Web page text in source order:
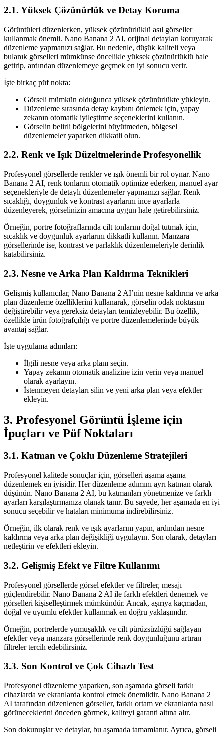
2.1. Yüksek Çözünürlük ve Detay Koruma
Görüntüleri düzenlerken, yüksek çözünürlüklü asıl görseller
kullanmak önemli. Nano Banana 2 AI, orijinal detayları koruyarak
düzenleme yapmanızı sağlar. Bu nedenle, düşük kaliteli veya
bulanık görselleri mümkünse öncelikle yüksek çözünürlüklü hale
getirip, ardından düzenlemeye geçmek en iyi sonucu verir.
İşte birkaç püf nokta:
Görseli mümkün olduğunca yüksek çözünürlükte yükleyin.
Düzenleme sırasında detay kaybını önlemek için, yapay
zekanın otomatik iyileştirme seçeneklerini kullanın.
Görselin belirli bölgelerini büyütmeden, bölgesel
düzenlemeler yaparken dikkatli olun.
2.2. Renk ve Işık Düzeltmelerinde Profesyonellik
Profesyonel görsellerde renkler ve ışık önemli bir rol oynar. Nano
Banana 2 AI, renk tonlarını otomatik optimize ederken, manuel ayar
seçenekleriyle de detaylı düzenlemeler yapmanızı sağlar. Renk
sıcaklığı, doygunluk ve kontrast ayarlarını ince ayarlarla
düzenleyerek, görselinizin amacına uygun hale getirebilirsiniz.
Örneğin, portre fotoğraflarında cilt tonlarını doğal tutmak için,
sıcaklık ve doygunluk ayarlarını dikkatli kullanın. Manzara
görsellerinde ise, kontrast ve parlaklık düzenlemeleriyle derinlik
katabilirsiniz.
2.3. Nesne ve Arka Plan Kaldırma Teknikleri
Gelişmiş kullanıcılar, Nano Banana 2 AI’nin nesne kaldırma ve arka
plan düzenleme özelliklerini kullanarak, görselin odak noktasını
değiştirebilir veya gereksiz detayları temizleyebilir. Bu özellik,
özellikle ürün fotoğrafçılığı ve portre düzenlemelerinde büyük
avantaj sağlar.
İşte uygulama adımları:
İlgili nesne veya arka planı seçin.
Yapay zekanın otomatik analizine izin verin veya manuel
olarak ayarlayın.
İstenmeyen detayları silin ve yeni arka plan veya efektler
ekleyin.
3. Profesyonel Görüntü İşleme için
İpuçları ve Püf Noktaları
3.1. Katman ve Çoklu Düzenleme Stratejileri
Profesyonel kalitede sonuçlar için, görselleri aşama aşama
düzenlemek en iyisidir. Her düzenleme adımını ayrı katman olarak
düşünün. Nano Banana 2 AI, bu katmanları yönetmenize ve farklı
ayarları karşılaştırmanıza olanak tanır. Bu sayede, her aşamada en iyi
sonucu seçebilir ve hataları minimuma indirebilirsiniz.
Örneğin, ilk olarak renk ve ışık ayarlarını yapın, ardından nesne
kaldırma veya arka plan değişikliği uygulayın. Son olarak, detayları
netleştirin ve efektleri ekleyin.
3.2. Gelişmiş Efekt ve Filtre Kullanımı
Profesyonel görsellerde görsel efektler ve filtreler, mesajı
güçlendirebilir. Nano Banana 2 AI ile farklı efektleri denemek ve
görselleri kişiselleştirmek mümkündür. Ancak, aşırıya kaçmadan,
doğal ve uyumlu efektler kullanmak en doğru yaklaşımdır.
Örneğin, portrelerde yumuşaklık ve cilt pürüzsüzlüğü sağlayan
efektler veya manzara görsellerinde renk doygunluğunu artıran
filtreler tercih edebilirsiniz.
3.3. Son Kontrol ve Çok Cihazlı Test
Profesyonel düzenleme yaparken, son aşamada görseli farklı
cihazlarda ve ekranlarda kontrol etmek önemlidir. Nano Banana 2
AI tarafından düzenlenen görseller, farklı ortam ve ekranlarda nasıl
görüneceklerini önceden görmek, kaliteyi garanti altına alır.
Son dokunuşlar ve detaylar, bu aşamada tamamlanır. Ayrıca, görseli